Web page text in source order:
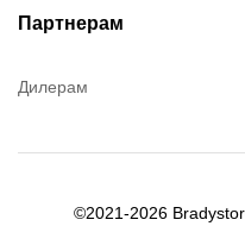
Партнерам
Дилерам
©2021-2026